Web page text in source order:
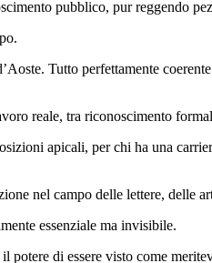
pubblico, pur reggendo
Tutto perfettamente
reale, tra riconoscimento
apicali, per chi ha una
nel campo delle lettere, delle
essenziale ma invisibile.
potere di essere visto come